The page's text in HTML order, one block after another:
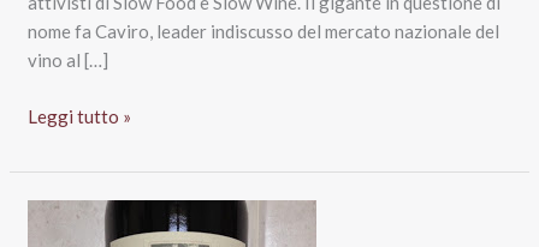
nome fa Caviro, leader indiscusso del mercato nazionale del
vino al […]
Caviro,
gigante
del
Tavernello.
Leggi tutto »